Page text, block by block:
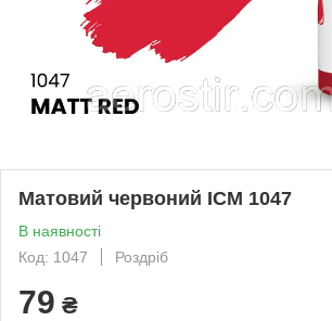
Матовий червоний ICM 1047
В наявності
Код: 1047
Роздріб
79 ₴